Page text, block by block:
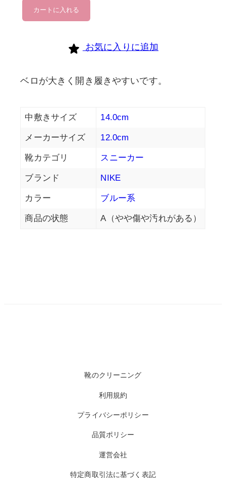
nike
個
カートに入れる
お気に入りに追加
ベロが大きく開き履きやすいです。
中敷きサイズ 14.0cm
メーカーサイズ 12.0cm
靴カテゴリ スニーカー
ブランド NIKE
カラー ブルー系
商品の状態 A（やや傷や汚れがある）
靴のクリーニング
利用規約
プライバシーポリシー
品質ポリシー
運営会社
特定商取引法に基づく表記